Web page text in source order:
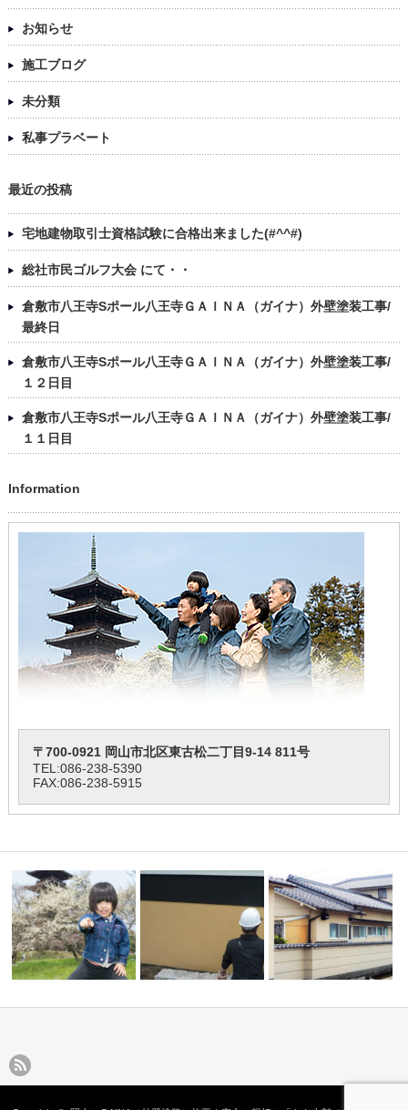
お知らせ
施工ブログ
未分類
私事プラベート
最近の投稿
宅地建物取引士資格試験に合格出来ました(#^^#)
総社市民ゴルフ大会 にて・・
倉敷市八王寺Sポール八王寺ＧＡＩＮＡ（ガイナ）外壁塗装工事/
最終日
倉敷市八王寺Sポール八王寺ＧＡＩＮＡ（ガイナ）外壁塗装工事/
１２日目
倉敷市八王寺Sポール八王寺ＧＡＩＮＡ（ガイナ）外壁塗装工事/
１１日目
Information
〒700-0921 岡山市北区東古松二丁目9-14 811号
TEL:086-238-5390
FAX:086-238-5915
ってます。